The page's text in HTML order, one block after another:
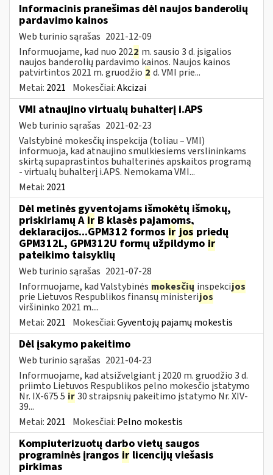
Informacinis pranešimas dėl naujos banderolių
pardavimo kainos
Web turinio sąrašas 2021-12-09
Informuojame, kad nuo 2022 m. sausio 3 d. įsigalios
naujos banderolių pardavimo kainos. Naujos kainos
patvirtintos 2021 m. gruodžio 2 d. VMI prie...
Metai: 2021 Mokesčiai:Akcizai
VMI atnaujino virtualų buhalterį i.APS
Web turinio sąrašas 2021-02-23
Valstybinė mokesčių inspekcija (toliau – VMI)
informuoja, kad atnaujino smulkiesiems verslininkams
skirtą supaprastintos buhalterinės apskaitos programą
- virtualų buhalterį i.APS. Nemokama VMI...
Metai: 2021
Dėl metinės gyventojams išmokėtų išmokų,
priskiriamų A ir B klasės pajamoms,
deklaracijos...GPM312 formos ir jos priedų
GPM312L, GPM312U formų užpildymo ir
pateikimo taisyklių
Web turinio sąrašas 2021-07-28
Informuojame, kad Valstybinės mokesčių inspekcijos
prie Lietuvos Respublikos finansų ministerijos
viršininko 2021 m....
Metai: 2021 Mokesčiai:Gyventojų pajamų mokestis
Dėl įsakymo pakeitimo
Web turinio sąrašas 2021-04-23
Informuojame, kad atsižvelgiant į 2020 m. gruodžio 3 d.
priimto Lietuvos Respublikos pelno mokesčio įstatymo
Nr. IX-675 5 ir30 straipsnių pakeitimo įstatymo Nr. XIV-
39...
Metai: 2021 Mokesčiai: Pelno mokestis
Kompiuterizuotų darbo vietų saugos
programinės įrangos ir licencijų viešasis
pirkimas